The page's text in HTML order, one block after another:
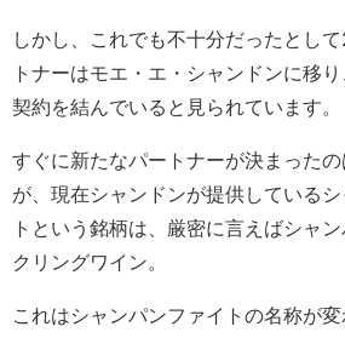
しかし、これでも不十分だったとし
トナーはモエ・エ・シャンドンに移
契約を結んでいると見られています。
すぐに新たなパートナーが決まった
が、現在シャンドンが提供している
トという銘柄は、厳密に言えばシャ
クリングワイン。
これはシャンパンファイトの名称が